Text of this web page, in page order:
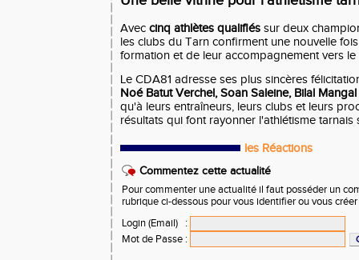
Avec cinq athlètes qualifiés sur deux
les clubs du Tarn confirment une nouvelle
formation et de leur accompagnement vers le
Le CDA81 adresse ses plus sincères
Noé Batut Verchel, Soan Saleine, Bilal
qu'à leurs entraîneurs, leurs clubs et leurs
résultats qui font rayonner l'athlétisme tarnais
les Réactions
Commentez cette actualité
Pour commenter une actualité il faut posséder un
rubrique ci-dessous pour vous identifier ou vous
Login (Email)
:
Mot de Passe :